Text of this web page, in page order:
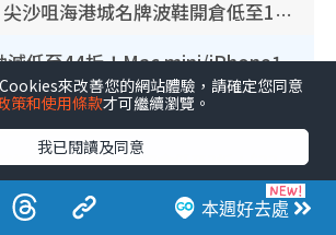
開倉優惠 | 尖沙咀海港城名牌波鞋開倉低至1折！On鞋$899起／Joy&Peace鞋履$98起
豐澤優惠勁減低至44折！Mac mini/iPhone17Pro大減價！廚房家電$220起
廚具開倉｜特福Tefal廚具/家電開倉低至3折！$220起買平底鍋/炒鑊/湯煲！電飯煲/吸塵機/燙斗$418起
本週好去處
來改善您的網站體驗，請確定您同意
策和使用條款才可繼續瀏覽。
我已閱讀及同意